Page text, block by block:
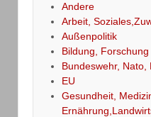
Andere
Arbeit,
Außenpolitik
Bildung, Forschung
Bundeswehr, Nato,
EU
Gesundheit,